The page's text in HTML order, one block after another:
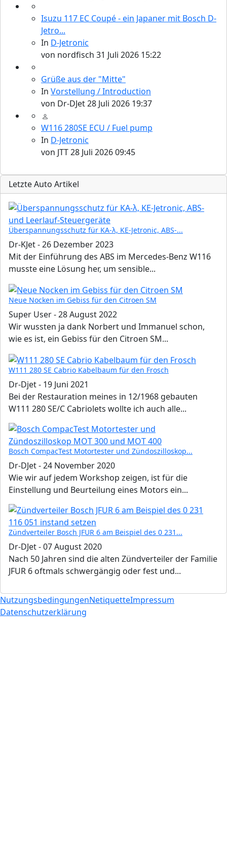
Isuzu 117 EC Coupé - ein Japaner mit Bosch D-
Jetro...
In D-Jetronic
von nordfisch 31 Juli 2026 15:22
Grüße aus der "Mitte"
In Vorstellung / Introduction
von Dr-DJet28 Juli 2026 19:37
W116 280SE ECU / Fuel pump
In D-Jetronic
von JTT28 Juli 2026 09:45
Letzte Auto Artikel
Überspannungsschutz für KA-λ, KE-Jetronic, ABS-...
Dr-KJet-26 Dezember 2023
Mit der Einführung des ABS im Mercedes-Benz W116
musste eine Lösung her, um sensible...
Neue Nocken im Gebiss für den Citroen SM
Super User-28 August 2022
Wir wussten ja dank Norbert und Immanuel schon,
wie es ist, ein Gebiss für den Citroen SM...
W111 280 SE Cabrio Kabelbaum für den Frosch
Dr-Djet- 19 Juni 2021
Bei der Restauration meines in 12/1968 gebauten
W111 280 SE/C Cabriolets wollte ich auch alle...
Bosch CompacTest Motortester und Zündoszilloskop...
Dr-DJet-24 November 2020
Wie wir auf jedem Workshop zeigen, ist für die
Einstellung und Beurteilung eines Motors ein...
Zündverteiler Bosch JFUR 6 am Beispiel des 0 231...
Dr-DJet-07 August 2020
Nach 50 Jahren sind die alten Zündverteiler der Familie
JFUR 6 oftmals schwergängig oder fest und...
NutzungsbedingungenNetiquetteImpressum
Datenschutzerklärung